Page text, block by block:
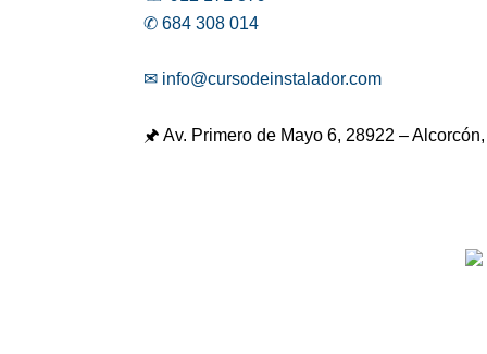
✆ 684 308 014
✉ info@cursodeinstalador.com
🖈 Av. Primero de Mayo 6, 28922 –